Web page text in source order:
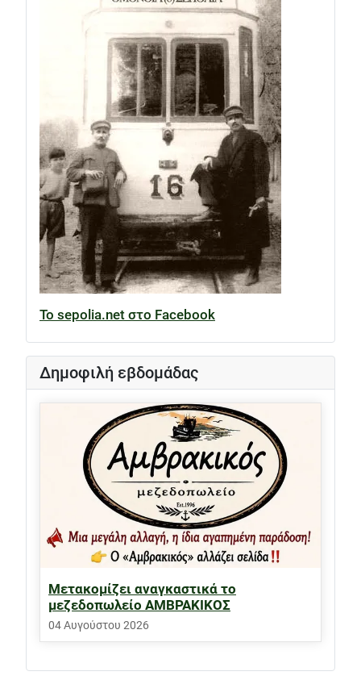
Το sepolia.net στο Facebook
Δημοφιλή εβδομάδας
Μετακομίζει αναγκαστικά το
μεζεδοπωλείο ΑΜΒΡΑΚΙΚΟΣ
04 Αυγούστου 2026